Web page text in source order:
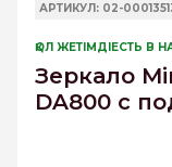
АРТИКУЛ: 02-
ҚОЛ ЖЕТІМДІЕСТЬ В
Зеркало
DA800 с